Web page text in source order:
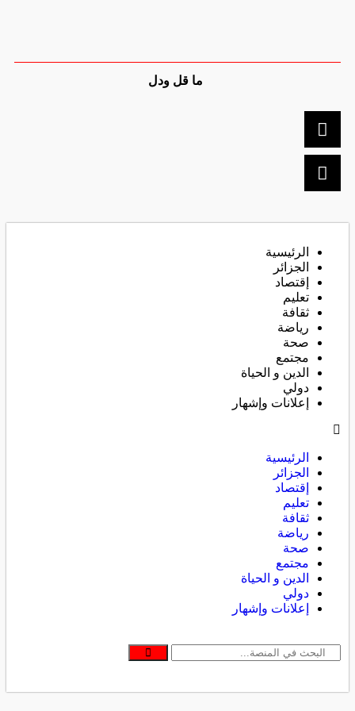
ما قل ودل
الرئيسية
الجزائر
إقتصاد
تعليم
ثقافة
رياضة
صحة
مجتمع
الدين و الحياة
دولي
إعلانات وإشهار
الرئيسية
الجزائر
إقتصاد
تعليم
ثقافة
رياضة
صحة
مجتمع
الدين و الحياة
دولي
إعلانات وإشهار